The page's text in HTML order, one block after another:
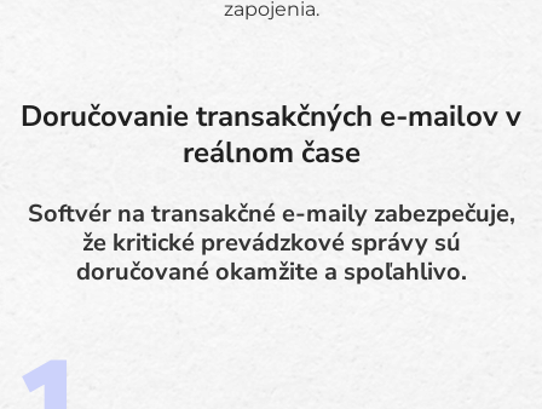
zapojenia.
Doručovanie transakčných e-mailov v
reálnom čase
Softvér na transakčné e-maily zabezpečuje,
že kritické prevádzkové správy sú
doručované okamžite a spoľahlivo.